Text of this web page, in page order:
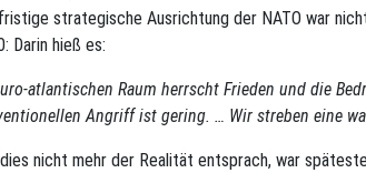
strategische Ausrichtung der NATO war
Darin hieß es:
atlantischen Raum herrscht Frieden und die
Angriff ist gering. … Wir streben eine
dies nicht mehr der Realität entsprach, war